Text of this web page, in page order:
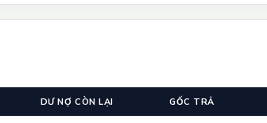
DƯ NỢ CÒN LẠI GỐC TRẢ